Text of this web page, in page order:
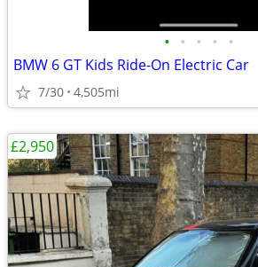
• • • • •
BMW 6 GT Kids Ride-On Electric Car
7/30 4,505mi
£2,950